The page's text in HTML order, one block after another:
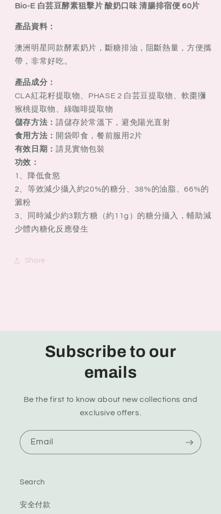
芸
酵
素
狙
片
酸
奶
口
味
清
腸
排
宿
便
60
片
芸
素
酸
奶
口
味
清
宿
60
片
Bio-E 白芸豆酵素狙擊片 酸奶口味 清腸排宿便60片
產品資料：
澳洲明星同款酵素奶片，斷糖排油，阻斷熱量，方便攜
帶，非常好吃。
產品成分：
CLA紅花籽提取物、PHASE 2 白芸豆提取物、軟棗獼
猴桃提取物、綠咖啡提取物
儲存方法： 請儲存於常溫下，避免陽光直射
食用方法： 開袋即食，餐前服用2片
有效日期： 請見實物包裝
功效：
1、降低食慾
2、等效減少攝入約20%的糖分、38%的油脂、66%的
澱粉
3、同時減少約3顆方糖（約11g）的糖分攝入，輔助減
少體內糖化反應發生
Share
Subscribe to our
emails
Be the first to know about new collections and
exclusive offers.
Email
Search
安全付款